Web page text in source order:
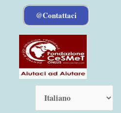
@Contattaci